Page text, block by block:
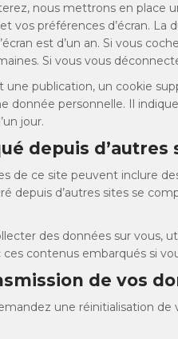
nous mettrons en place
vos préférences d’écran. La
est d’un an. Si vous
Si vous vous
publication, un cookie
donnée personnelle. Il
jour.
depuis d’autres
de ce site peuvent inclure
depuis d’autres sites se
des données sur vous,
contenus embarqués si
de vos
une réinitialisation